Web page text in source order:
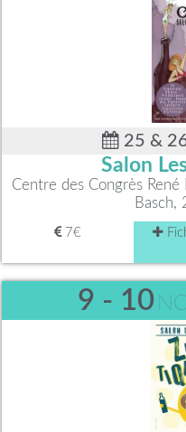
25 &
Salon
Centre des Congrès
Basch,
7€
9 - 10